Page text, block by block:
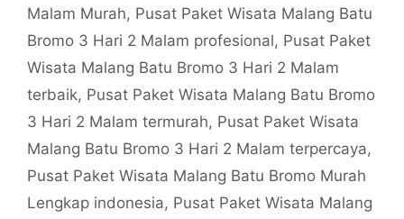
Malam Murah, Pusat Paket Wisata Malang Batu
Bromo 3 Hari 2 Malam profesional, Pusat Paket
Wisata Malang Batu Bromo 3 Hari 2 Malam
terbaik, Pusat Paket Wisata Malang Batu Bromo
3 Hari 2 Malam termurah, Pusat Paket Wisata
Malang Batu Bromo 3 Hari 2 Malam terpercaya,
Pusat Paket Wisata Malang Batu Bromo Murah
Lengkap indonesia, Pusat Paket Wisata Malang